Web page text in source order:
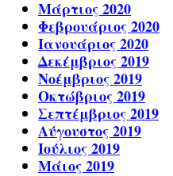
Μάρτιος 2020
Φεβρουάριος 2020
Ιανουάριος 2020
Δεκέμβριος 2019
Νοέμβριος 2019
Οκτώβριος 2019
Σεπτέμβριος 2019
Αύγουστος 2019
Ιούλιος 2019
Μάιος 2019